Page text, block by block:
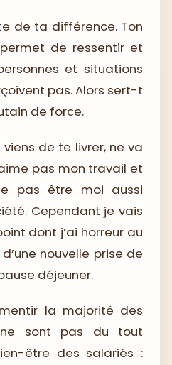
de ta différence. Ton
de ressentir et
et situations
pas. Alors sert-t
de force.
de te livrer, ne va
pas mon travail et
pas être moi aussi
Cependant je vais
dont j’ai horreur au
nouvelle prise de
déjeuner.
la majorité des
sont pas du tout
être des salariés :